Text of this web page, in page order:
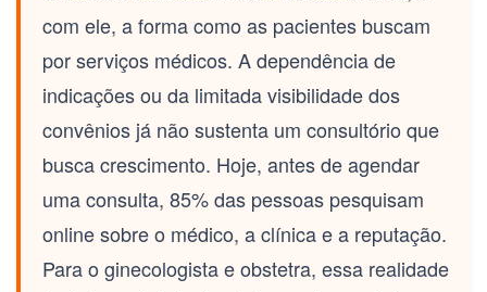
com ele, a forma como as pacientes buscam
por serviços médicos. A dependência de
indicações ou da limitada visibilidade dos
convênios já não sustenta um consultório que
busca crescimento. Hoje, antes de agendar
uma consulta, 85% das pessoas pesquisam
online sobre o médico, a clínica e a reputação.
Para o ginecologista e obstetra, essa realidade